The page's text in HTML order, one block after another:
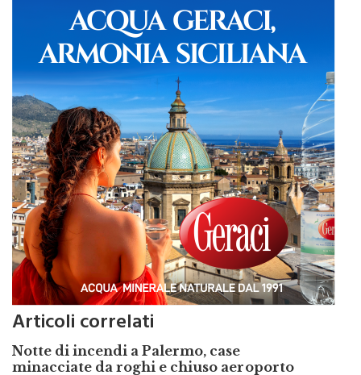
Articoli correlati